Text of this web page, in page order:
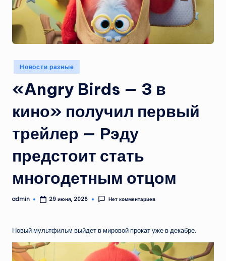
Опубликовано
в
Новости разные
«Angry Birds — 3 в
кино» получил первый
трейлер — Рэду
предстоит стать
многодетным отцом
Запись
admin 29 июня, 2026 Нет комментариев
Новый мультфильм выйдет в мировой прокат уже в декабре.